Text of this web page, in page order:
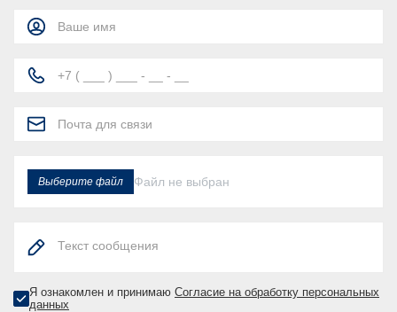
Выберите файл Файл не выбран
Я ознакомлен и принимаю Согласие на обработку персональных
данных